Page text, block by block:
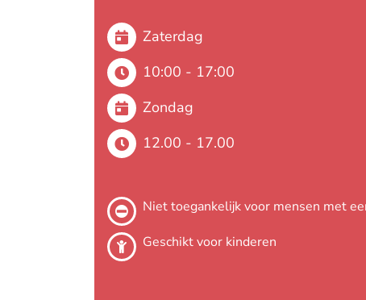
Zaterdag
10:00 - 17:00
Zondag
12.00 - 17.00
Niet toegankelijk voor mensen met
Geschikt voor kinderen